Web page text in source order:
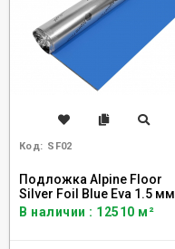
Код: SF02
Подложка Alpine Floor
Silver Foil Blue Eva 1.5 мм
В наличии : 12510 м²